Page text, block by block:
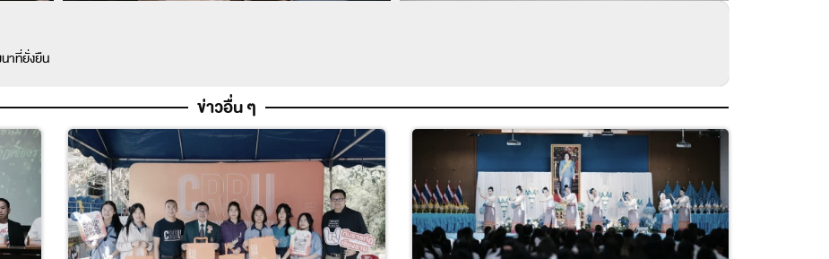
าที่ยั่งยืน
ข่าวอื่น ๆ